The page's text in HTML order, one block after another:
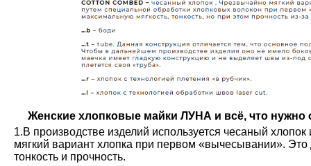
Женские хлопковые майки ЛУНА и всё, что нужно
1.В производстве изделий используется чесаный
мягкий вариант хлопка при первом «вычесывании». Это
тонкость и прочность.